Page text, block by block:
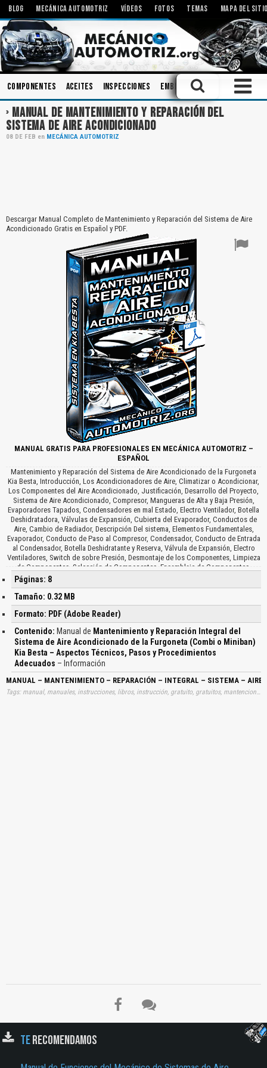
BLOG MECÁNICA AUTOMOTRIZ VÍDEOS FOTOS TEMAS MAPA DEL
Componentes Aceites Inspecciones Embrague Motores
MANUAL DE MANTENIMIENTO Y REPARACIÓN DEL
SISTEMA DE AIRE ACONDICIONADO
08 DE FEB en MECÁNICA AUTOMOTRIZ
Descargar Manual Completo de Mantenimiento y Reparación del Sistema de Aire
Acondicionado Gratis en Español y PDF.
MANUAL GRATIS PARA PROFESIONALES EN MECÁNICA AUTOMOTRIZ –
ESPAÑOL
Mantenimiento y Reparación del Sistema de Aire Acondicionado de la Furgoneta
Kia Besta, Introducción, Los Acondicionadores de Aire, Climatizar o Acondicionar,
Los Componentes del Aire Acondicionado, Justificación, Desarrollo del Proyecto,
Sistema de Aire Acondicionado, Compresor, Mangueras de Alta y Baja Presión,
Evaporadores Tapados, Condensadores en mal Estado, Electro Ventilador, Botella
Deshidratadora, Válvulas de Expansión, Cubierta del Evaporador, Conductos de
Aire, Cambio de Radiador, Descripción Del sistema, Elementos Fundamentales,
Evaporador, Conducto de Paso al Compresor, Condensador, Conducto de Entrada
al Condensador, Botella Deshidratante y Reserva, Válvula de Expansión, Electro
Ventiladores, Switch de sobre Presión, Desmontaje de los Componentes, Limpieza
de Componentes, Selección de Componentes, Ensamblaje de Componentes,
Montaje de Compresor, Montaje de Condensador, Montaje de Electro ventilador,
Montaje de Evaporador, Montaje de Botella Deshidratadora, Aislamiento Térmico,
Trabajos y Operaciones Realizadas, Vaciado de Circuito, Llenado del Cilindro de
Carga, Carga del Sistema, Rellenado del Circuito, Montaje del Conjunto de
Manómetros, Pasos para Efectuar Vacío en el Sistema de Aire Acondicionado,
Manejo de la Válvula de Carga del Refrigerante, Carga del Sistema de
Refrigeración, Prueba de Rendimiento, Financiamiento de Repuestos y Servicios,
Conclusiones, Recomendaciones, Agradecimiento…
Páginas: 8
Tamaño: 0.32 MB
Formato: PDF (Adobe Reader)
Contenido: Manual de Mantenimiento y Reparación Integral del
Sistema de Aire Acondicionado de la Furgoneta (Combi o Miniban)
Kia Besta – Aspectos Técnicos, Pasos y Procedimientos
Adecuados – Información
MANUAL – MANTENIMIENTO – REPARACIÓN – INTEGRAL – SISTEMA –
TERECOMENDAMOS